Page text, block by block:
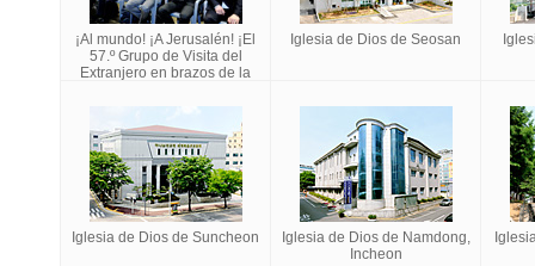
¡Al mundo! ¡A Jerusalén! ¡El
57.º Grupo de Visita del
Extranjero en brazos de la
Iglesia de Dios de Seosan
Iglesia de Dios de Suncheon
Iglesia de Dios de Namdong,
Incheon